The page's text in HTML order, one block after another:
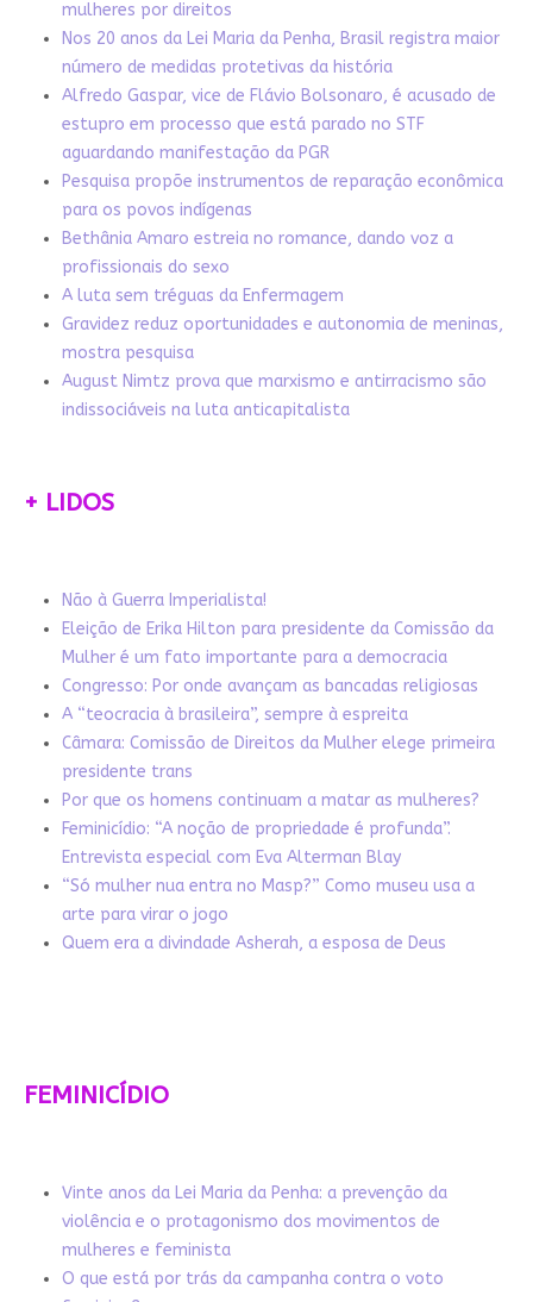
mulheres por direitos
Nos 20 anos da Lei Maria da Penha, Brasil registra maior
número de medidas protetivas da história
Alfredo Gaspar, vice de Flávio Bolsonaro, é acusado de
estupro em processo que está parado no STF
aguardando manifestação da PGR
Pesquisa propõe instrumentos de reparação econômica
para os povos indígenas
Bethânia Amaro estreia no romance, dando voz a
profissionais do sexo
A luta sem tréguas da Enfermagem
Gravidez reduz oportunidades e autonomia de meninas,
mostra pesquisa
August Nimtz prova que marxismo e antirracismo são
indissociáveis na luta anticapitalista
+ LIDOS
Não à Guerra Imperialista!
Eleição de Erika Hilton para presidente da Comissão da
Mulher é um fato importante para a democracia
Congresso: Por onde avançam as bancadas religiosas
A “teocracia à brasileira”, sempre à espreita
Câmara: Comissão de Direitos da Mulher elege primeira
presidente trans
Por que os homens continuam a matar as mulheres?
Feminicídio: “A noção de propriedade é profunda”.
Entrevista especial com Eva Alterman Blay
“Só mulher nua entra no Masp?” Como museu usa a
arte para virar o jogo
Quem era a divindade Asherah, a esposa de Deus
FEMINICÍDIO
Vinte anos da Lei Maria da Penha: a prevenção da
violência e o protagonismo dos movimentos de
mulheres e feminista
O que está por trás da campanha contra o voto